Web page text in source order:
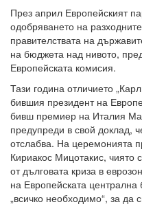
През април Европейският
одобряването на
правителствата на
на бюджета над нивото,
Европейската комисия.
Тази година отличието
бившия президент на
бивш премиер на Италия
предупреди в свой доклад,
отслабва. На церемонията
Кириакос Мицотакис, чиято
от дълговата криза в
на Европейската
„всичко необходимо“, за да